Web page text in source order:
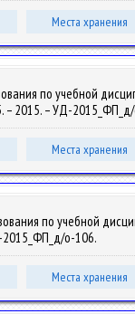
Места хранения
по учебной
– 2015. – УД-
Места хранения
по учебной
2015_ФП_д/о-106.
Места хранения